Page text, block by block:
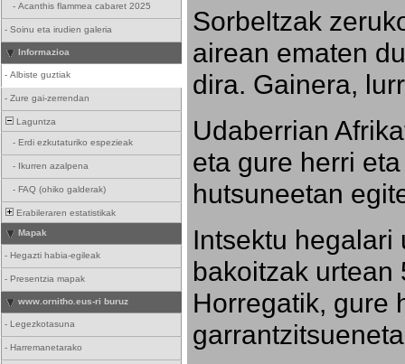
- Acanthis flammea cabaret 2025
- Soinu eta irudien galeria
Informazioa
- Albiste guztiak
- Zure gai-zerrendan
Laguntza
- Erdi ezkutaturiko espezieak
- Ikurren azalpena
- FAQ (ohiko galderak)
Erabileraren estatistikak
Mapak
- Hegazti habia-egileak
- Presentzia mapak
www.ornitho.eus-ri buruz
- Legezkotasuna
- Harremanetarako
Sorbeltzak
airean ematen
dira. Gainera,
Udaberrian
eta gure herri
hutsuneetan
Intsektu hegalari
bakoitzak urtean
Horregatik, gure